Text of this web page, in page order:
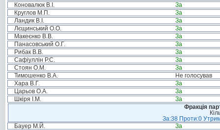
Коновалюк В.І.
За
Круглов М.П.
За
Ландик В.І.
За
Лєщинський О.О.
За
Макеєнко В.В.
За
Панасовський О.Г.
За
Рибак В.В.
За
Сафіуллін Р.С.
За
Стоян О.М.
За
Тимошенко В.А.
Не голосував
Хара В.Г.
За
Царьов О.А.
За
Шкіря І.М.
За
Фракція
За:38 Проти:0
Бауер М.Й.
За